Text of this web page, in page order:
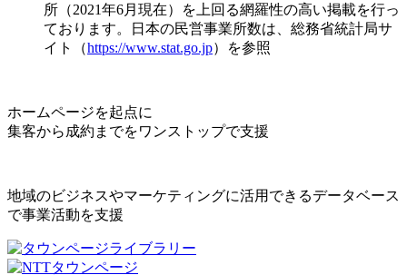
所（2021年6月現在）を上回る網羅性の高い掲載を行っ
ております。日本の民営事業所数は、総務省統計局サ
イト（https://www.stat.go.jp）を参照
ホームページを起点に
集客から成約までをワンストップで支援
地域のビジネスやマーケティングに活用できるデータベース
で事業活動を支援